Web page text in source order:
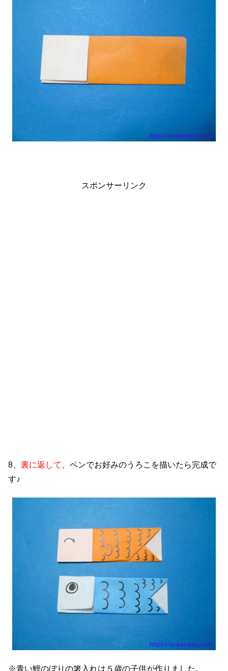
スポンサーリンク
8、 裏に返して
、ペンでお好みのうろこを描いたら完成で
す♪
※青い鯉のぼりの箸入れは５歳の子供が作りました。